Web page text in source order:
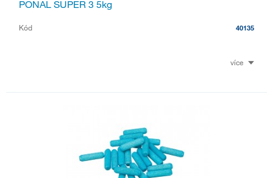
PONAL SUPER 3 5kg
Kód 40135
více